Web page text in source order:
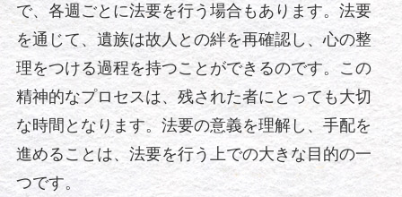
で、各週ごとに法要を行う場合もあります。法要
を通じて、遺族は故人との絆を再確認し、心の整
理をつける過程を持つことができるのです。この
精神的なプロセスは、残された者にとっても大切
な時間となります。法要の意義を理解し、手配を
進めることは、法要を行う上での大きな目的の一
つです。